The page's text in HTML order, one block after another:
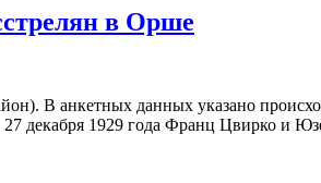
в Орше
В анкетных данных указано
декабря 1929 года Франц Цвирко и